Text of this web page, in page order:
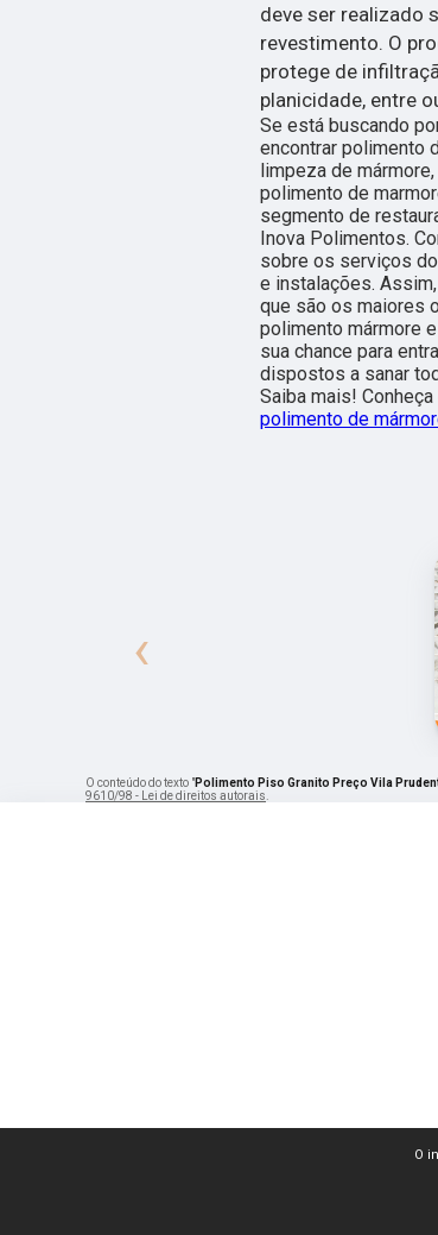
deve ser realizado
revestimento. O
protege de
planicidade, entre
Se está buscando
encontrar polimento
limpeza de
polimento de
segmento de
Inova Polimentos.
sobre os serviços
e instalações.
que são os maiores
polimento mármore
sua chance para
dispostos a sanar
Saiba mais!
polimento de
‹
O conteúdo do texto "Polimento Piso Granito Preço Vila
9610/98 - Lei de direitos autorais.
O